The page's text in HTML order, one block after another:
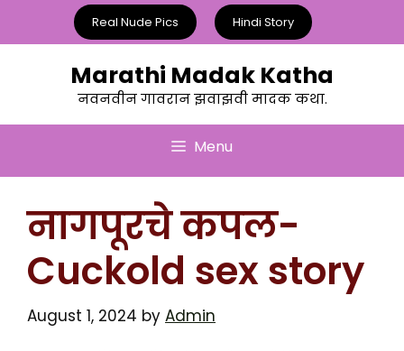
Real Nude Pics Hindi Story
Marathi Madak Katha
नवनवीन गावरान झवाझवी मादक कथा.
Menu
नागपूरचे कपल-
Cuckold sex story
August 1, 2024 by Admin